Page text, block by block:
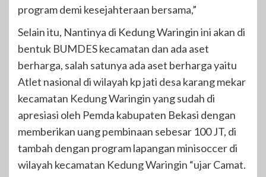
program demi kesejahteraan bersama,”
Selain itu, Nantinya di Kedung Waringin ini akan di
bentuk BUMDES kecamatan dan ada aset
berharga, salah satunya ada aset berharga yaitu
Atlet nasional di wilayah kp jati desa karang mekar
kecamatan Kedung Waringin yang sudah di
apresiasi oleh Pemda kabupaten Bekasi dengan
memberikan uang pembinaan sebesar 100 JT, di
tambah dengan program lapangan minisoccer di
wilayah kecamatan Kedung Waringin “ujar Camat.